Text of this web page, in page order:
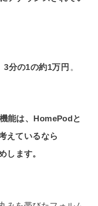
3分の1の約1万円 。
能は、HomePodと
えているなら
します。